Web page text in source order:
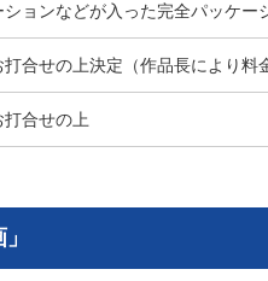
ションなどが入った完全パッケー
打合せの上決定（作品長により料
打合せの上